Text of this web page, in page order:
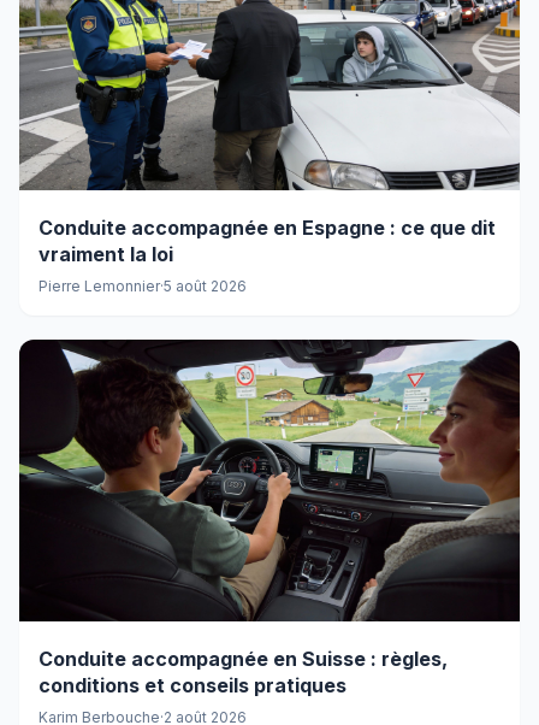
Conduite accompagnée en Espagne : ce que dit
vraiment la loi
Pierre Lemonnier·5 août 2026
Conduite accompagnée en Suisse : règles,
conditions et conseils pratiques
Karim Berbouche·2 août 2026